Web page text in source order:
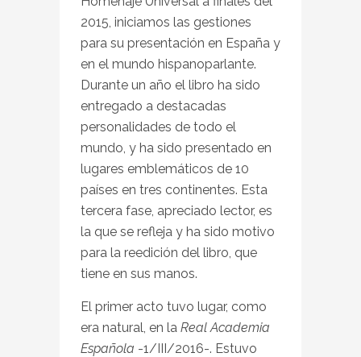
2015, iniciamos las gestiones
para su presentación en España y
en el mundo hispanoparlante.
Durante un año el libro ha sido
entregado a destacadas
personalidades de todo el
mundo, y ha sido presentado en
lugares emblemáticos de 10
países en tres continentes. Esta
tercera fase, apreciado lector, es
la que se refleja y ha sido motivo
para la reedición del libro, que
tiene en sus manos.
El primer acto tuvo lugar, como
era natural, en la Real Academia
Española -1/III/2016-. Estuvo